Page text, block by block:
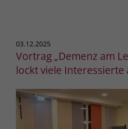
03.12.2025
Vortrag „Demenz am
lockt viele Interessierte